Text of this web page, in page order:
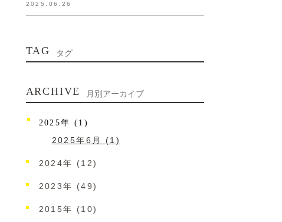
2025.06.26
TAG タグ
ARCHIVE 月別アーカイブ
2025年 (1)
2025年6月 (1)
2024年 (12)
2023年 (49)
2015年 (10)